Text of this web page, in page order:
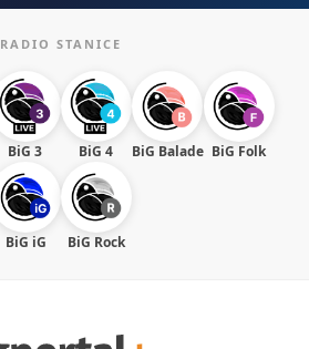
RADIO STANICE
BiG 3 BiG 4 BiG Balade BiG Folk
BiG iG BiG Rock